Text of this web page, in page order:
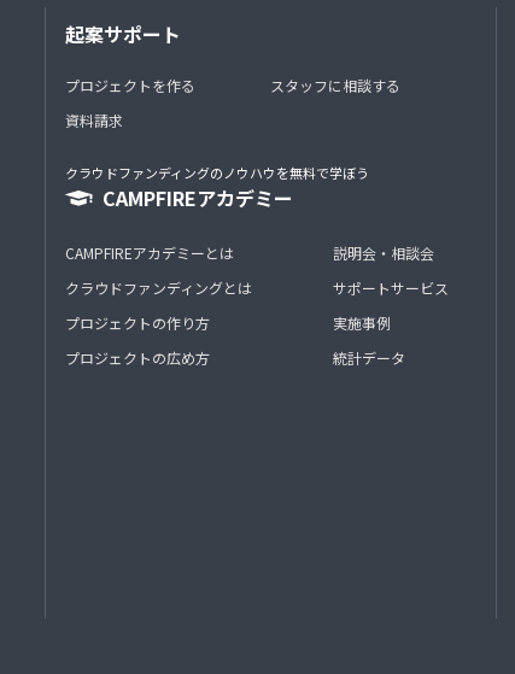
起案サポート
プロジェクトを作る
資料請求
スタッフに相談する
クラウドファンディングのノウハウを無料で学ぼう
CAMPFIREアカデミー
CAMPFIREアカデミーとは
クラウドファンディングとは
プロジェクトの作り方
プロジェクトの広め方
説明会・相談会
サポートサービス
実施事例
統計データ